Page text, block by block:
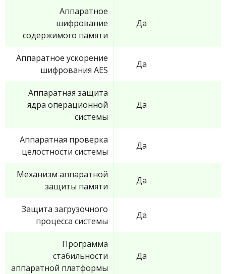
Аппаратное
шифрование
содержимого памяти
Да
Аппаратное ускорение
шифрования AES
Да
Аппаратная защита
ядра операционной
системы
Да
Аппаратная проверка
целостности системы
Да
Механизм аппаратной
защиты памяти
Да
Защита загрузочного
процесса системы
Да
Программа
стабильности
аппаратной платформы
Да